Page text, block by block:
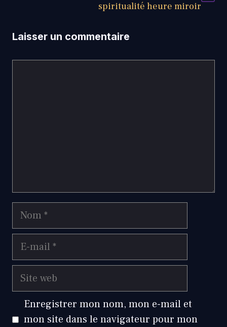
spiritualité heure miroir
Laisser un commentaire
Nom
E-
Site
Enregistrer mon nom, mon e-mail et
mon site dans le navigateur pour mon